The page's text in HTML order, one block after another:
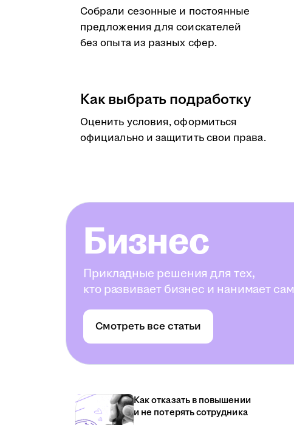
Собрали сезонные и постоянные
предложения для соискателей
без опыта из разных сфер.
Как выбрать подработку
Оценить условия, оформиться
официально и защитить свои права.
Бизнес
Прикладные решения для тех,
кто развивает бизнес и нанимает сам
Смотреть все статьи
Как отказать в повышении
и не потерять сотрудника